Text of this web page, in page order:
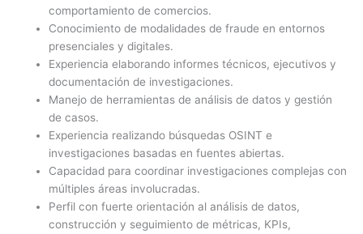
comportamiento de comercios.
Conocimiento de modalidades de fraude en entornos
presenciales y digitales.
Experiencia elaborando informes técnicos, ejecutivos y
documentación de investigaciones.
Manejo de herramientas de análisis de datos y gestión
de casos.
Experiencia realizando búsquedas OSINT e
investigaciones basadas en fuentes abiertas.
Capacidad para coordinar investigaciones complejas con
múltiples áreas involucradas.
Perfil con fuerte orientación al análisis de datos,
construcción y seguimiento de métricas, KPIs,